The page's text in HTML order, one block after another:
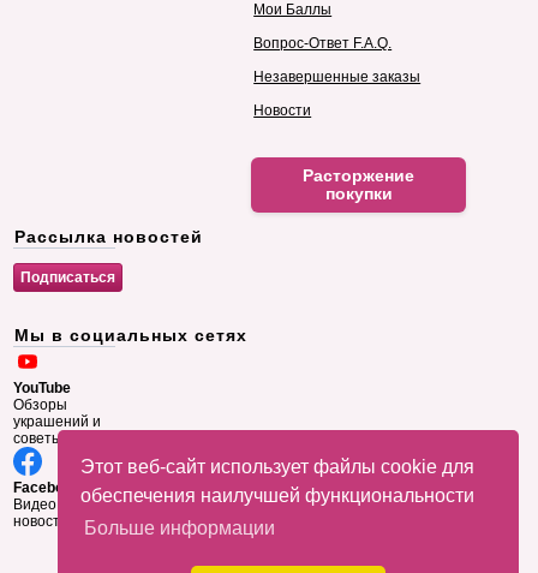
Этот веб-сайт использует файлы cookie для
обеспечения наилучшей функциональности
Больше информации
Мои Баллы
Вопрос-Ответ F.A.Q.
Незавершенные заказы
Новости
Расторжение
покупки
Рассылка новостей
Мы в социальных сетях
YouTube
Обзоры
украшений и
советы
Facebook
Видео и
новости